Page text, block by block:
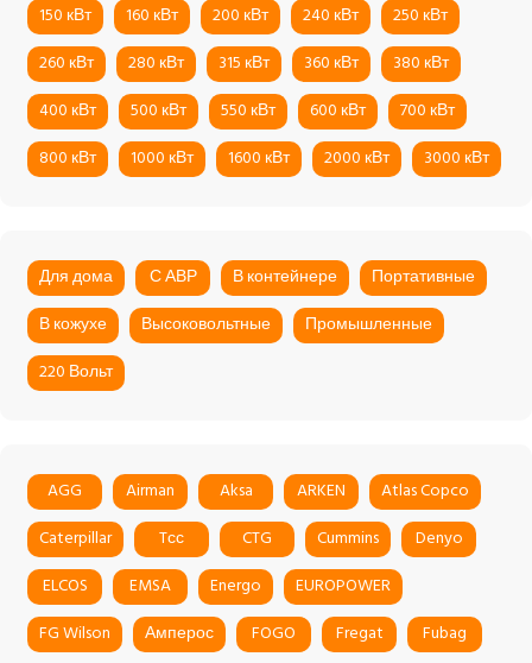
150 кВт
160 кВт 200 кВт 240 кВт
250 кВт
260 кВт
280 кВт 315 кВт 360 кВт
380 кВт
400 кВт
500 кВт 550 кВт 600 кВт
700 кВт
800 кВт
1000 кВт 1600 кВт 2000 кВт 3000 кВт
Для дома С АВР В контейнере
Портативные
В кожухе
Высоковольтные
Промышленные
220 Вольт
AGG Airman Aksa ARKEN
Atlas Copco
Caterpillar
Tсс CTG Cummins
Denyo
ELCOS
EMSA Energo
EUROPOWER
FG Wilson
Амперос FOGO Fregat
Fubag